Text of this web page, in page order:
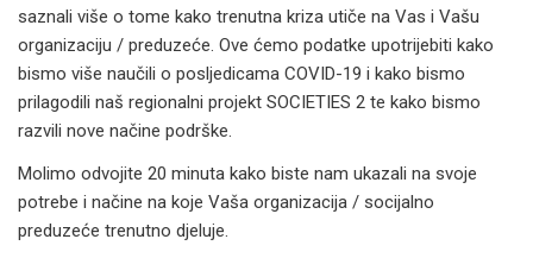
saznali više o tome kako trenutna kriza utiče na Vas i Vašu
organizaciju / preduzeće. Ove ćemo podatke upotrijebiti kako
bismo više naučili o posljedicama COVID-19 i kako bismo
prilagodili naš regionalni projekt SOCIETIES 2 te kako bismo
razvili nove načine podrške.
Molimo odvojite 20 minuta kako biste nam ukazali na svoje
potrebe i načine na koje Vaša organizacija / socijalno
preduzeće trenutno djeluje.